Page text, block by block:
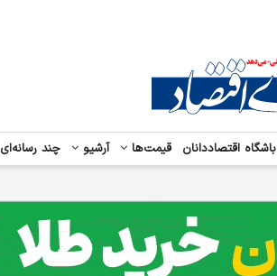
باشگاه اقتصاددانان قیمت‌ها آرشیو چند رسانه‌ای